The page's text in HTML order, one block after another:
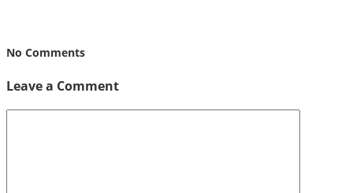
No Comments
Leave a Comment